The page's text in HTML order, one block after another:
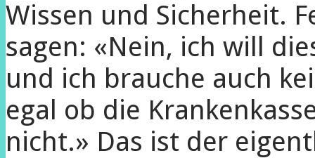
Wissen und Sicherheit.
sagen: «Nein, ich will
und ich brauche auch
egal ob die
nicht.» Das ist der